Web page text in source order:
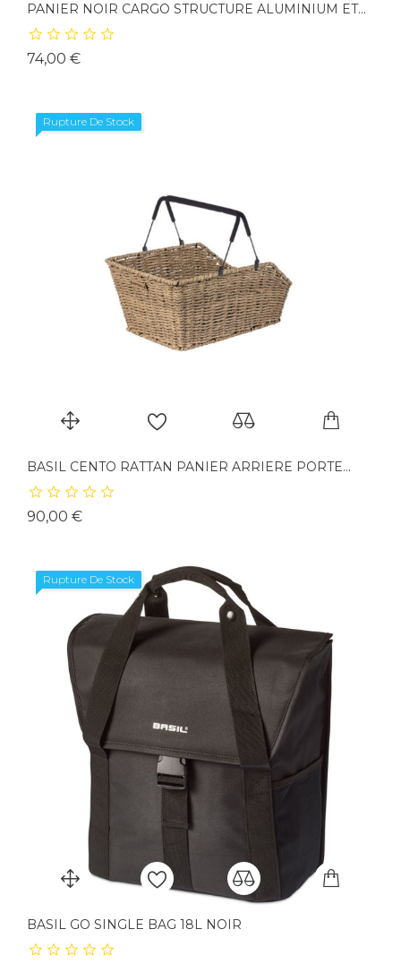
PANIER NOIR CARGO STRUCTURE ALUMINIUM ET...
74,00 €Prix
Rupture De Stock
BASIL CENTO RATTAN PANIER ARRIERE PORTE...
90,00 €Prix
Rupture De Stock
BASIL GO SINGLE BAG 18L NOIR